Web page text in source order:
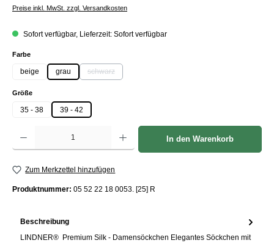
Preise inkl. MwSt. zzgl. Versandkosten
Sofort verfügbar, Lieferzeit: Sofort verfügbar
Farbeauswählen
beige grau schwarz
(Diese Option ist zurzeit nicht verfügbar.)
Größeauswählen
35 - 38 39 - 42
Produkt Anzahl: Gib den gewünschten Wert ein oder benutze die Schaltflächen um die
In den Warenkorb
Zum Merkzettel hinzufügen
Produktnummer: 05 52 22 18 0053. [25] R
Beschreibung
LINDNER® Premium Silk - Damensöckchen Elegantes Söckchen mit